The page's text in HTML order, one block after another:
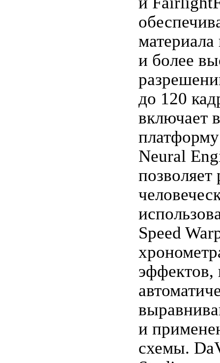
и более
до 120
включает
Neural
позволяет
Speed
эффектов,
и
схемы.